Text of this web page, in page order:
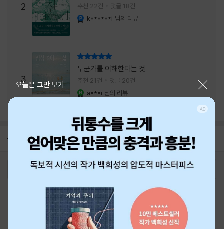
2
주는 실감과 미스터리 사건의 치밀함이 이루어
내는 최상의 시너지...
추천 22건 댓글 18건
k******i 님의 리뷰
3
누군가를 이해한다는 것
추천 21건 댓글 20건
a***i 님의 리뷰
공지 26년 NBCI 수상 안내
2026-08-01
오늘은 그만 보기
로그인 최근 본 상품 주문/배송
고객센터 1544-3800 티켓 1544-6399
중고샵 1566-4295
eBook 1:1문의/채팅상담
예스이십사(주) 사업자 정보